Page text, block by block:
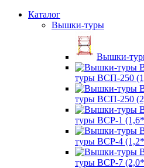
Каталог
Вышки-туры
Вышки-
туры ВСП-250
туры ВСП-250
туры ВСР-1
туры ВСР-4
туры ВСР-7